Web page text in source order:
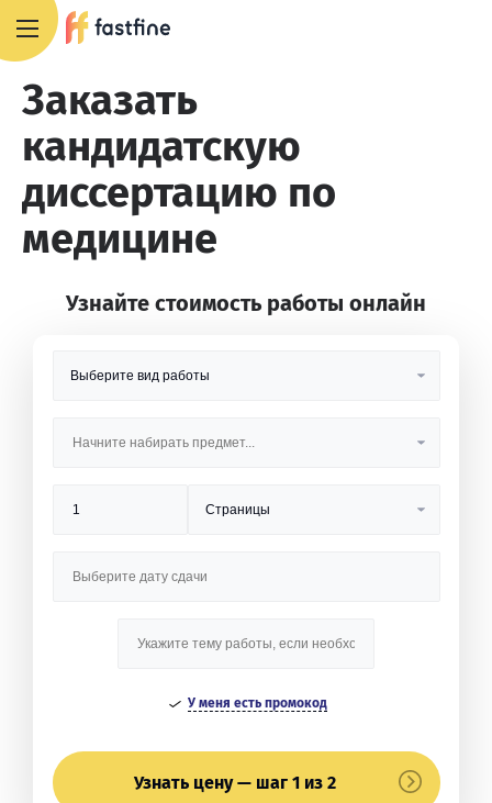
Заказать
кандидатскую
диссертацию по
медицине
Узнайте стоимость работы онлайн
У меня есть промокод
Узнать цену — шаг 1 из 2